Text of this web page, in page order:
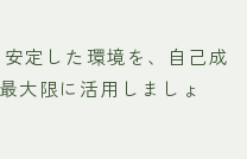
定した環境を、自己成
大限に活用しましょ